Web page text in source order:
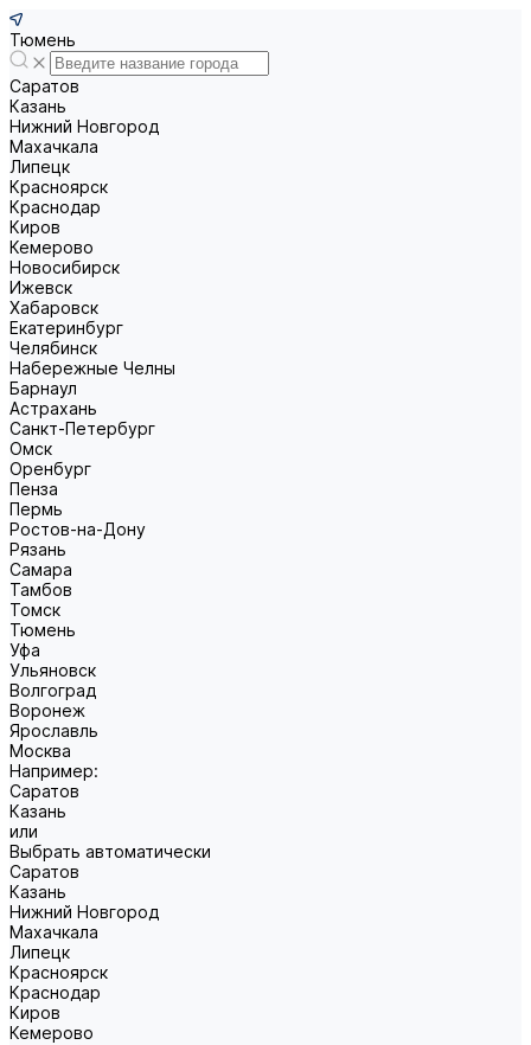
Тюмень
Саратов
Казань
Нижний Новгород
Махачкала
Липецк
Красноярск
Краснодар
Киров
Кемерово
Новосибирск
Ижевск
Хабаровск
Екатеринбург
Челябинск
Набережные Челны
Барнаул
Астрахань
Санкт-Петербург
Омск
Оренбург
Пенза
Пермь
Ростов-на-Дону
Рязань
Самара
Тамбов
Томск
Тюмень
Уфа
Ульяновск
Волгоград
Воронеж
Ярославль
Москва
Например:
Саратов
Казань
или
Выбрать автоматически
Саратов
Казань
Нижний Новгород
Махачкала
Липецк
Красноярск
Краснодар
Киров
Кемерово